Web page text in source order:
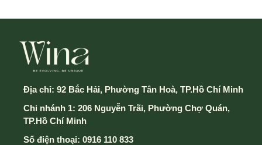
5. Điền thông tin và chọn hình thức thành toán & vận
chuyển
6. Cuối cùng chọn nút Xác Nhận Gửi Đơn hàng để
hoàn thành
Địa chỉ: 92 Bắc Hải, Phường Tân Hoà, TP.Hồ Chí Minh
Chi nhánh 1: 206 Nguyễn Trãi, Phường Chợ Quán,
TP.Hồ Chí Minh
Số điện thoại: 0916 110 833